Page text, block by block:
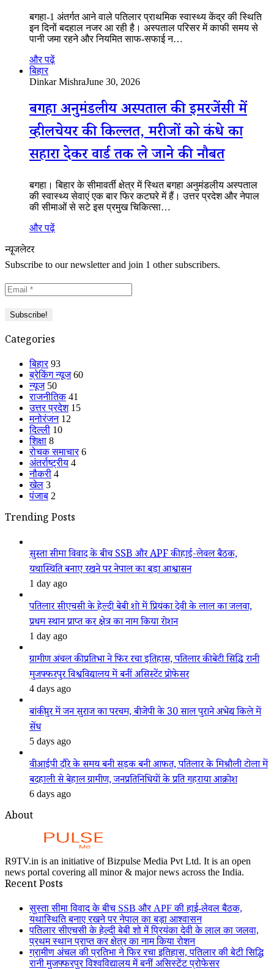
बगहा-1 अंतर्गत आने वाले पतिलार प्राथमिक स्वास्थ्य केंद्र की स्थिति
इन दिनों बदहाल नजर आ रही है। अस्पताल परिसर में काफी समय से
पानी जमा रहने और नियमित साफ-सफाई न…
और पढ़ें
बिहार
Dinkar MishraJune 30, 2026
बगहा अनुमंडलीय अस्पताल की इमरजेंसी में
व्हीलचेयर की किल्लत, मरीजों को कंधे का
सहारा देकर वार्ड तक ले जाने की नौबत
बगहा। बिहार के सीमावर्ती क्षेत्र में स्थित बगहा अनुमंडलीय अस्पताल
की स्वास्थ्य सेवाएं एक बार फिर कटघरे में हैं। उत्तर प्रदेश और नेपाल
की सीमाओं से सटे इस प्रमुख चिकित्सा…
और पढ़ें
न्यूजलेटर
Subscribe to our newsletter and join 1 other subscribers.
Categories
बिहार 93
ब्रेकिंग न्यूज 60
न्यूज 50
राजनीतिक 41
उत्तर प्रदेश 15
मनोरंजन 12
दिल्ली 10
शिक्षा 8
रोचक समाचार 6
अंतर्राष्ट्रीय 4
नौकरी 4
खेल 3
पंजाब 2
Trending Posts
सुस्ता सीमा विवाद के बीच SSB और APF की हाई-लेवल बैठक,
यथास्थिति बनाए रखने पर नेपाल का बड़ा आश्वासन
1 day ago
पतिलार सीएचसी के हेल्दी बेबी शो में प्रियंका देवी के लाल का जलवा,
प्रथम स्थान प्राप्त कर क्षेत्र का नाम किया रोशन
1 day ago
ग्रामीण अंचल की प्रतिभा ने फिर रचा इतिहास, पतिलार की बेटी सिद्धि रानी
मुजफ्फरपुर विश्वविद्यालय में बनीं असिस्टेंट प्रोफेसर
4 days ago
बांकीपुर में जन सुराज का परचम, बीजेपी के 30 साल पुराने अभेद्य किले में
सेंध
5 days ago
वीआईपी दौरे के समय बनी सड़क बनी आफत, पतिलार के मिश्रौली टोला में
बदहाली से बेहाल ग्रामीण, जनप्रतिनिधियों के प्रति गहराया आक्रोश
6 days ago
About
R9TV.in is an initiative of Bizpulse Media Pvt Ltd. It is an open
news portal covering all minor & major news across the India.
Recent Posts
सुस्ता सीमा विवाद के बीच SSB और APF की हाई-लेवल बैठक,
यथास्थिति बनाए रखने पर नेपाल का बड़ा आश्वासन
पतिलार सीएचसी के हेल्दी बेबी शो में प्रियंका देवी के लाल का जलवा,
प्रथम स्थान प्राप्त कर क्षेत्र का नाम किया रोशन
ग्रामीण अंचल की प्रतिभा ने फिर रचा इतिहास, पतिलार की बेटी सिद्धि
रानी मुजफ्फरपुर विश्वविद्यालय में बनीं असिस्टेंट प्रोफेसर